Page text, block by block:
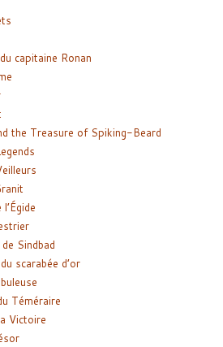
capitaine Ronan
the Treasure of Spiking-Beard
Sindbad
scarabée d’or
Téméraire
Victoire